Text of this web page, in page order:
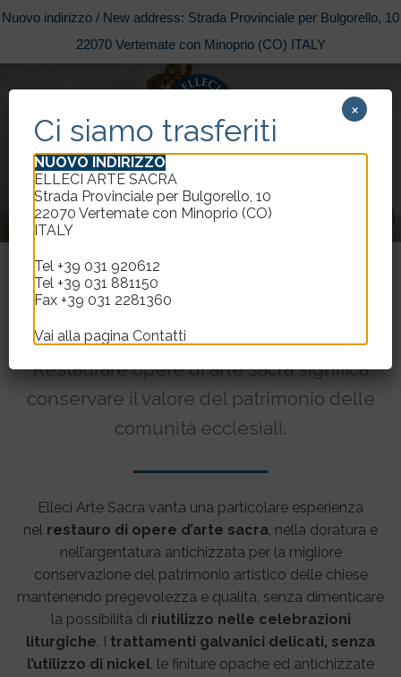
Nuovo indirizzo / New address: Strada Provinciale per Bulgorello, 10
22070 Vertemate con Minoprio (CO) ITALY
to
content
UNA NUOVA VITA AGLI OGGETTI DI
UN TEMPO
Restaurare opere di arte sacra significa
conservare il valore del patrimonio delle
comunità ecclesiali.
Elleci Arte Sacra vanta una particolare esperienza
nel restauro di opere d’arte sacra, nella doratura e
nell’argentatura antichizzata per la migliore
conservazione del patrimonio artistico delle chiese
mantenendo pregevolezza e qualità, senza dimenticare
la possibilità di riutilizzo nelle celebrazioni
liturgiche. I trattamenti galvanici delicati, senza
l’utilizzo di nickel, le finiture opache ed antichizzate
Ci siamo trasferiti
NUOVO INDIRIZZO
ELLECI ARTE SACRA
Strada Provinciale per Bulgorello, 10
22070 Vertemate con Minoprio (CO)
ITALY
Tel +39 031 920612
Tel +39 031 881150
Fax +39 031 2281360
Vai alla pagina Contatti
×